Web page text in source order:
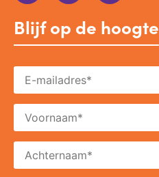
Blijf op de hoogte